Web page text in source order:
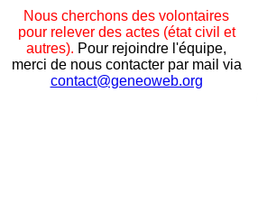
Nous cherchons des volontaires
pour relever des actes (état civil et
autres). Pour rejoindre l'équipe,
merci de nous contacter par mail via
contact@geneoweb.org